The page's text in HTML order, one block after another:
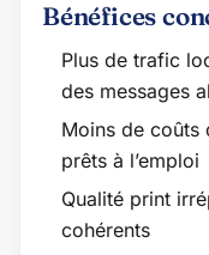
Bénéfices
Plus de trafic
des messages
Moins de coûts
prêts à l’emploi
Qualité print
cohérents